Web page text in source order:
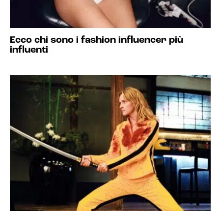
Ecco chi sono i fashion influencer più
influenti